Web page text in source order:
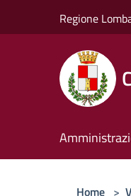
Regione
Home >